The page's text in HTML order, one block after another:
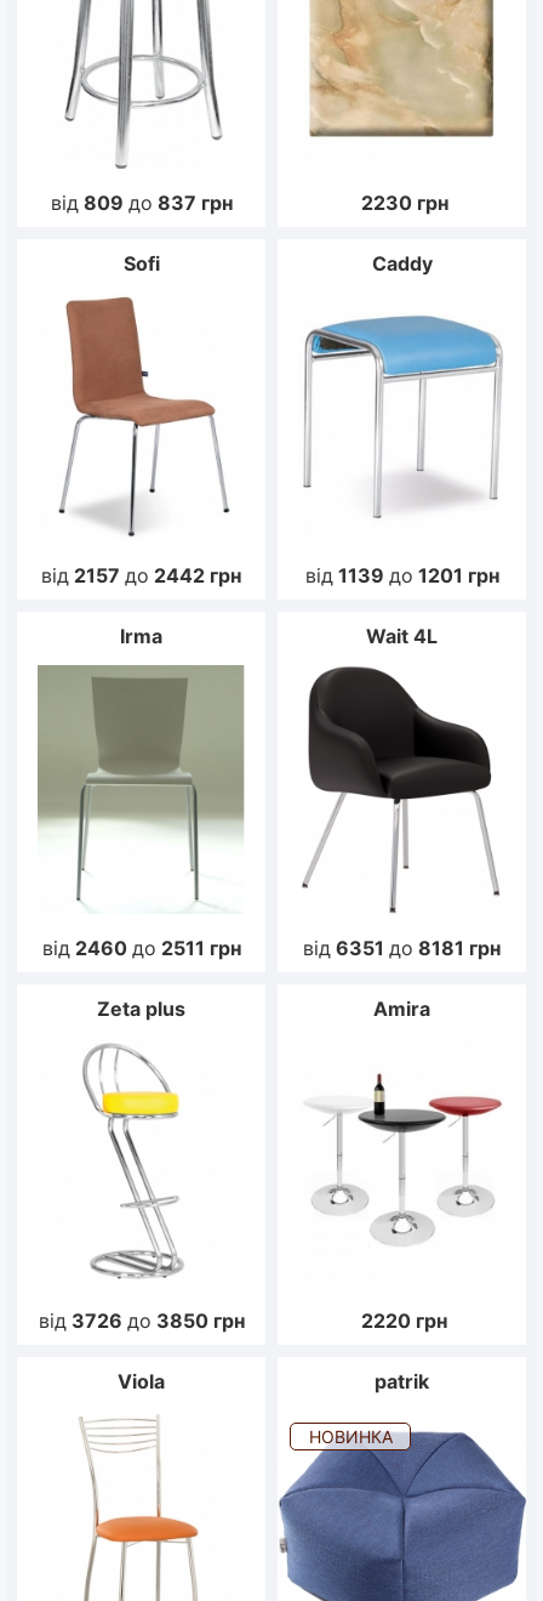
від 809 до 837 грн 2230 грн
Sofi
від 2157 до 2442 грн
Caddy
від 1139 до 1201 грн
Irma
від 2460 до 2511 грн
Wait 4L
від 6351 до 8181 грн
Zeta plus
від 3726 до 3850 грн
Amira
2220 грн
Viola patrik
НОВИНКА